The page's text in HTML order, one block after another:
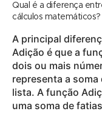
Qual é a diferença
cálculos matemáticos?
A principal
Adição é que a
dois ou mais
representa a
lista. A função
uma soma de